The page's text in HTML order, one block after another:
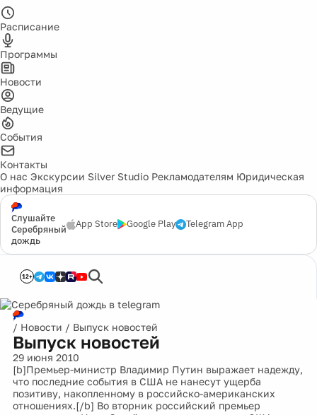
Расписание
Программы
Новости
Ведущие
События
Контакты
О нас Экскурсии Silver Studio Рекламодателям Юридическая
информация
Слушайте
Серебряный
дождь
App Store Google Play Telegram App
12+
/ Новости / Выпуск новостей
Выпуск новостей
29 июня 2010
[b]Премьер-министр Владимир Путин выражает надежду,
что последние события в США не нанесут ущерба
позитиву, накопленному в российско-американских
отношениях.[/b] Во вторник российский премьер